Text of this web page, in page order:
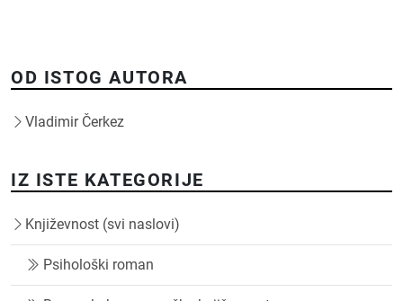
OD ISTOG AUTORA
Vladimir Čerkez
IZ ISTE KATEGORIJE
Književnost (svi naslovi)
Psihološki roman